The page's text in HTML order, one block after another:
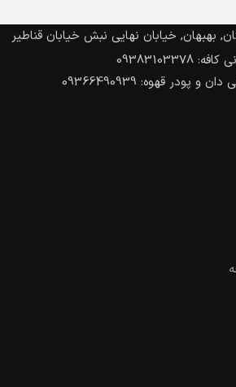
بهبهان, خیابان نهایی نبش خیابان قناطیر
قهوه: 09366490939